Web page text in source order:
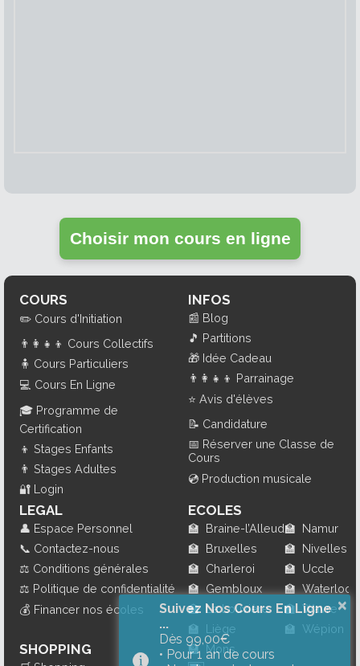
Choisir mon cours en ligne
COURS
✏️ Cours d'Initiation
👨‍👩‍👧‍👦 Cours Collectifs
🧍 Cours Particuliers
💻 Cours En Ligne
🎓 Programme de
Certification
👦 Stages Enfants
👨 Stages Adultes
🔐 Login
INFOS
📰 Blog
🎵 Partitions
🎁 Idée Cadeau
👨‍👩‍👧‍👦 Parrainage
⭐ Avis d'élèves
📝 Candidature
📅 Réserver une Classe de
Cours
💿 Production musicale
LEGAL
👤 Espace Personnel
📞 Contactez-nous
⚖️ Conditions générales
⚖️ Politique de confidentialité
💰 Financer nos écoles
SHOPPING
ECOLES
🏫 Braine-l’Alleud
🏫 Bruxelles
🏫 Charleroi
🏫 Gembloux
🏫 La Louvière
🏫
Liège
🏫 Mons
🏫 Namur
🏫 Nivelles
🏫 Uccle
🏫 Waterloo
🏫
Wavre
🏫
Wépion
×
Suivez Nos Cours En Ligne
...
Dès 99,00€
• Pour 1 an de cours